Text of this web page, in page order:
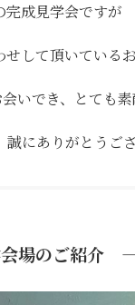
完成見学会ですが
して頂いている
いでき、とても素
にありがとうござ
場のご紹介